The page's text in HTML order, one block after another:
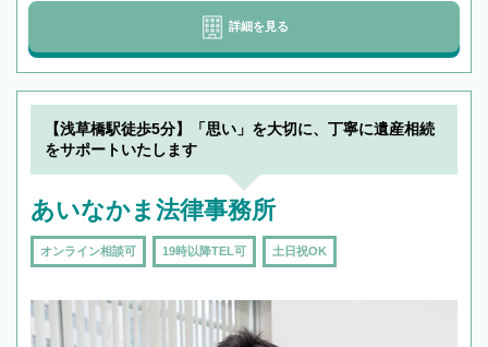
詳細を見る
【浅草橋駅徒歩5分】「思い」を大切に、丁寧に遺産相続
をサポートいたします
あいなかま法律事務所
オンライン相談可 19時以降TEL可 土日祝OK